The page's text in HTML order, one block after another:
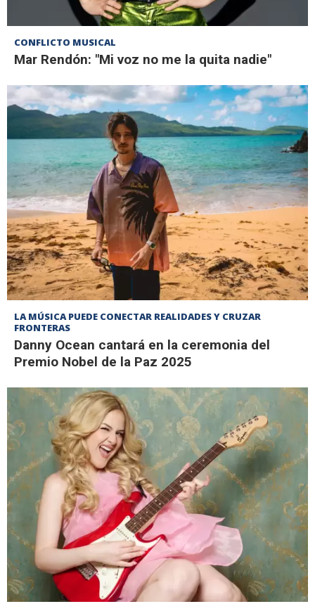
CONFLICTO MUSICAL
Mar Rendón: "Mi voz no me la quita nadie"
LA MÚSICA PUEDE CONECTAR REALIDADES Y CRUZAR
FRONTERAS
Danny Ocean cantará en la ceremonia del
Premio Nobel de la Paz 2025